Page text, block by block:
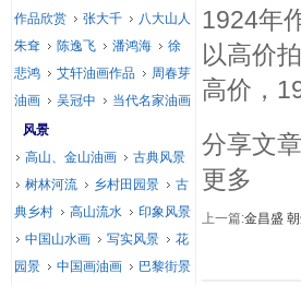
1924年
以高价
高价，
分享文
更多
上一篇:金昌盛
作品欣赏
张大千
八大山人
朱耷
陈逸飞 潘鸿海
徐
悲鸿
艾轩油画作品
周春芽
油画
吴冠中
当代名家油画
风景
高山、金山油画
古典风景
树林河流
乡村田园景
古
典乡村
高山流水
印象风景
中国山水画
写实风景
花
园景
中国画油画
巴黎街景